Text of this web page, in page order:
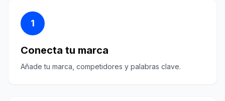
1
Conecta tu marca
Añade tu marca, competidores y palabras clave.